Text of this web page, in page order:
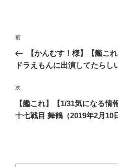
投
ナ
ゲ
ー
シ
前
の
投
前
【かんむす！様】【艦こ
ドラえもんに出演してたらし
次
の
投
次
【艦これ】【1/31気になる
十七戦目 舞鶴（2019年2月10